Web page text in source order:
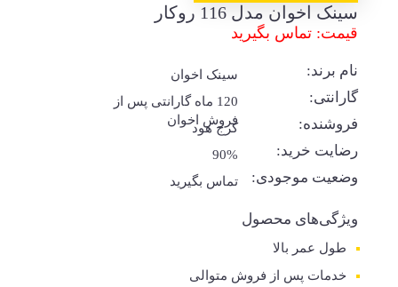
سینک اخوان مدل 116 روکار
قیمت: تماس بگیرید
نام برند: سینک اخوان
گارانتی:
120 ماه گارانتی پس از
فروش اخوان
فروشنده: کرج هود
رضایت خرید: 90%
وضعیت موجودی: تماس بگیرید
ویژگی‌های محصول
طول عمر بالا
خدمات پس از فروش متوالی